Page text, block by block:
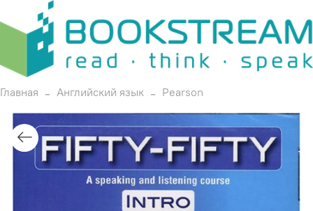
Главная Английский язык Pearson